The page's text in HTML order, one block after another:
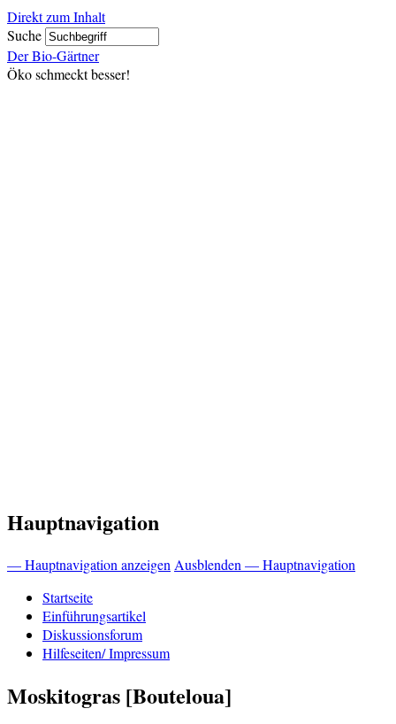
Direkt zum Inhalt
Suche
Der Bio-Gärtner
Öko schmeckt besser!
Hauptnavigation
— Hauptnavigation anzeigen Ausblenden — Hauptnavigation
Startseite
Einführungsartikel
Diskussionsforum
Hilfeseiten/ Impressum
Moskitogras [Bouteloua]